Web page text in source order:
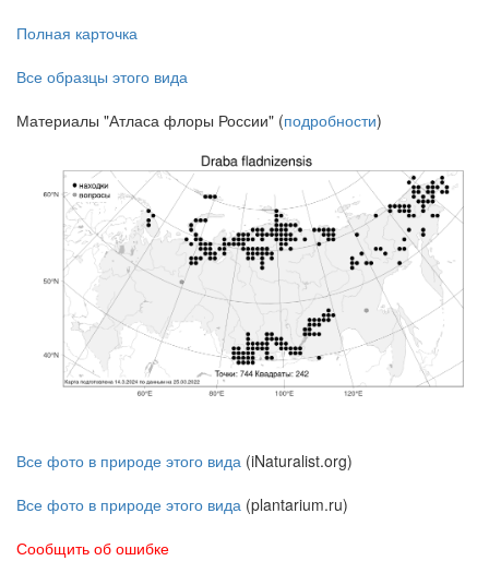
Полная карточка
Все образцы этого вида
Материалы "Атласа флоры России" (подробности)
Все фото в природе этого вида (iNaturalist.org)
Все фото в природе этого вида (plantarium.ru)
Сообщить об ошибке